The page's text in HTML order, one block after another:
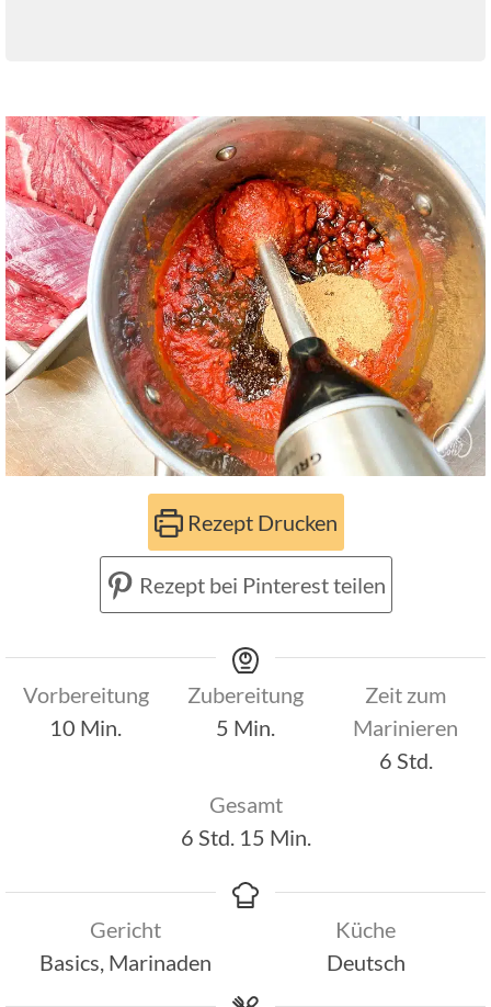
Rezept Drucken
Rezept bei Pinterest teilen
Vorbereitung
10 Minuten
Min.
Zubereitung
5 Minuten
Min.
Zeit zum
Marinieren
6Stunden
Std.
Gesamt
6Stunden
Std. 15Minuten
Min.
Gericht
Basics, Marinaden
Küche
Deutsch